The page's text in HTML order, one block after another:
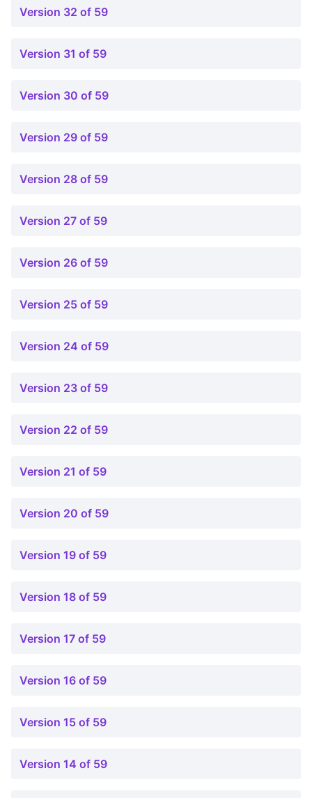
Version 32 of 59
Version 31 of 59
Version 30 of 59
Version 29 of 59
Version 28 of 59
Version 27 of 59
Version 26 of 59
Version 25 of 59
Version 24 of 59
Version 23 of 59
Version 22 of 59
Version 21 of 59
Version 20 of 59
Version 19 of 59
Version 18 of 59
Version 17 of 59
Version 16 of 59
Version 15 of 59
Version 14 of 59